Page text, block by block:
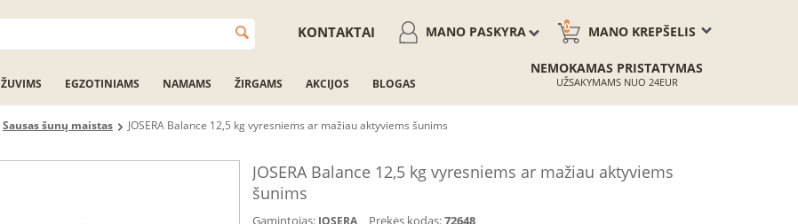
MANO KREPŠELIS
0
MANO PASKYRA
KONTAKTAI
ŽUVIMS EGZOTINIAMS NAMAMS ŽIRGAMS AKCIJOS BLOGAS
NEMOKAMAS PRISTATYMAS
UŽSAKYMAMS NUO 24EUR
Sausas šunų maistas JOSERA Balance 12,5 kg vyresniems ar mažiau aktyviems šunims
JOSERA Balance 12,5 kg vyresniems ar mažiau aktyviems
šunims
Gamintojas: JOSERA Prekės kodas:72648